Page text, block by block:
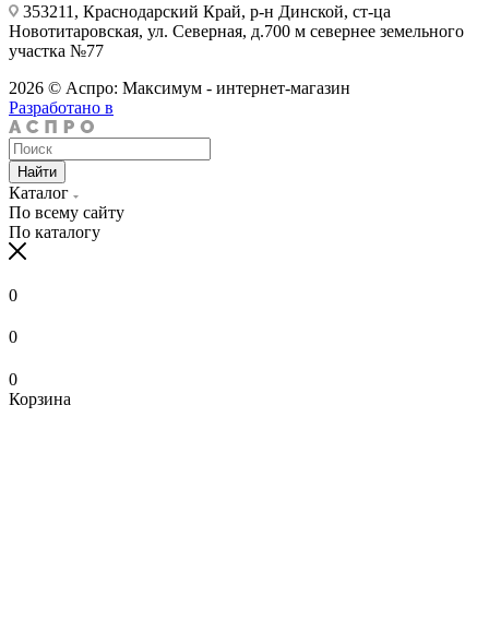
353211, Краснодарский Край, р-н Динской, ст-ца
Новотитаровская, ул. Северная, д.700 м севернее земельного
участка №77
2026 © Аспро: Максимум - интернет-магазин
Разработано в
Найти
Каталог
По всему сайту
По каталогу
0
0
0
Корзина